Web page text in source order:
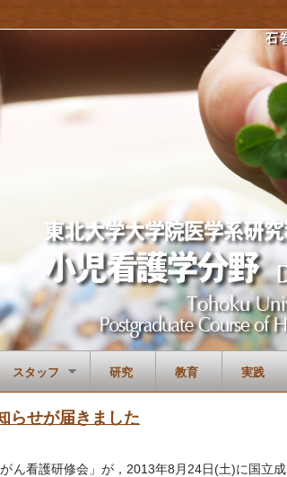
スタッフ 研究 教育 実践
らせが届きました
ん看護研修会」が，2013年8月24日(土)に国立成